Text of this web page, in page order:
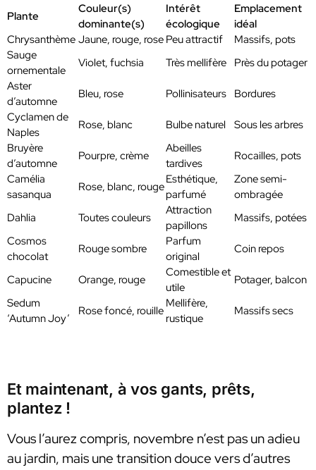
Plante
Couleur(s)
dominante(s)
Intérêt
écologique
Emplacement
idéal
Chrysanthème Jaune, rouge, rose Peu attractif
Massifs, pots
Sauge
ornementale
Violet, fuchsia Très mellifère Près du potager
Aster
d’automne
Bleu, rose Pollinisateurs Bordures
Cyclamen de
Naples
Rose, blanc Bulbe naturel
Sous les arbres
Bruyère
d’automne
Pourpre, crème
Abeilles
tardives
Rocailles, pots
Camélia
sasanqua
Rose, blanc, rouge
Esthétique,
parfumé
Zone semi-
ombragée
Dahlia
Toutes couleurs
Attraction
papillons
Massifs, potées
Cosmos
chocolat
Rouge sombre
Parfum
original
Coin repos
Capucine Orange, rouge
Comestible et
utile
Potager, balcon
Sedum
‘Autumn Joy’
Rose foncé, rouille
Mellifère,
rustique
Massifs secs
Et maintenant, à vos gants, prêts,
plantez !
Vous l’aurez compris, novembre n’est pas un adieu
au jardin, mais une transition douce vers d’autres